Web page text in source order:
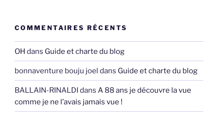
COMMENTAIRES RÉCENTS
OH dans Guide et charte du blog
bonnaventure bouju joel dans Guide et charte du blog
BALLAIN-RINALDI dans A 88 ans je découvre la vue
comme je ne l’avais jamais vue !